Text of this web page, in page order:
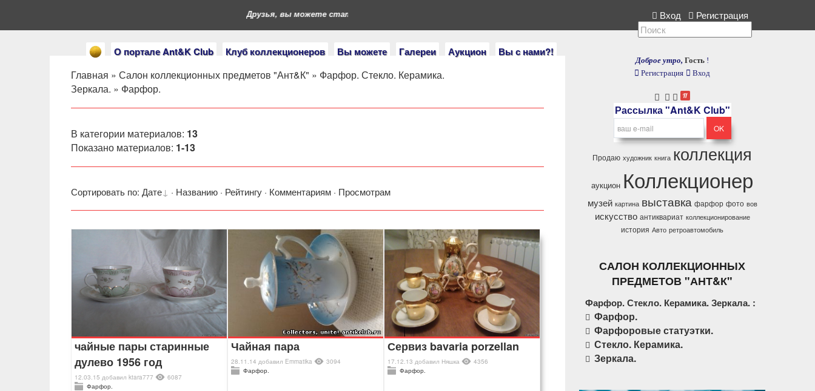
О портале Ant&K Club Клуб коллекционеров Вы можете Галереи Аукцион Вы с нами?!
Друзья, вы можете стать героями нашего портала. Если у вас есть коллекция, расскажите нам. Вход Регистрация
Главная » Салон коллекционных предметов "Ант&К" » Фарфор. Стекло. Керамика.
Зеркала. » Фарфор.
В категории материалов: 13
Показано материалов: 1-13
Сортировать по: Дате · Названию · Рейтингу · Комментариям · Просмотрам
чайные пары старинные
дулево 1956 год
12.03.15 добавил ktara777
6087
Фарфор.
Чайная пара
28.11.14 добавил Emmatika
3094
Фарфор.
Сервиз bavaria porzellan
17.12.13 добавил Няшка
4356
Фарфор.
Доброе утро, Гость !
Регистрация
Вход
Рассылка "Ant&K Club"
Продаю художник книга коллекция
аукцион Коллекционер
музей картина выставка фарфор фото вов
искусство антиквариат коллекционирование
история Авто ретроавтомобиль
САЛОН КОЛЛЕКЦИОННЫХ
ПРЕДМЕТОВ "АНТ&К"
Фарфор. Стекло. Керамика. Зеркала. :
Фарфор.
Фарфоровые статуэтки.
Стекло. Керамика.
Зеркала.